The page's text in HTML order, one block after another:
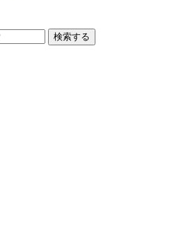
検索する